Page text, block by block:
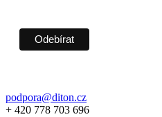
podpora@diton.cz
+ 420 778 703 696